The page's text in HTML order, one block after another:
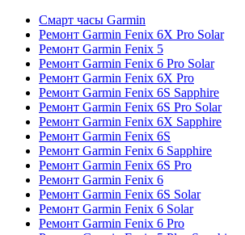
Смарт часы Garmin
Ремонт Garmin Fenix 6X Pro Solar
Ремонт Garmin Fenix 5
Ремонт Garmin Fenix 6 Pro Solar
Ремонт Garmin Fenix 6X Pro
Ремонт Garmin Fenix 6S Sapphire
Ремонт Garmin Fenix 6S Pro Solar
Ремонт Garmin Fenix 6X Sapphire
Ремонт Garmin Fenix 6S
Ремонт Garmin Fenix 6 Sapphire
Ремонт Garmin Fenix 6S Pro
Ремонт Garmin Fenix 6
Ремонт Garmin Fenix 6S Solar
Ремонт Garmin Fenix 6 Solar
Ремонт Garmin Fenix 6 Pro